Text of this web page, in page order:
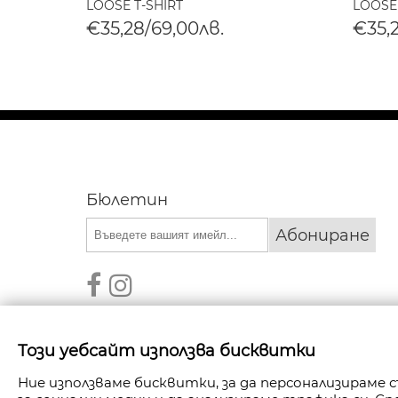
LOOSE T-SHIRT
€35,28/69,00лв.
Бюлетин
Абониране
Този уебсайт използва бисквитки
Ние използваме бисквитки, за да